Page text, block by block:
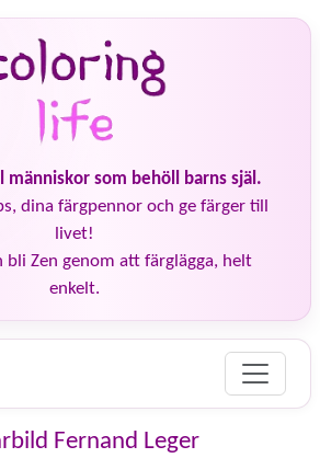
människor som behöll barns själ.
dina färgpennor och ge färger till
livet!
bli Zen genom att färglägga, helt
enkelt.
Fernand Leger